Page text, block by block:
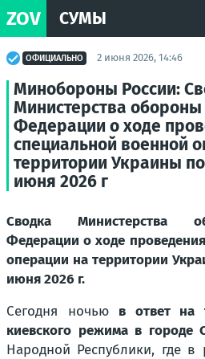
ZOV СУМЫ
ОФИЦИАЛЬНО 2 июня 2026, 14:46
Минобороны России:
Министерства обороны
Федерации о ходе
специальной военной
территории Украины
июня 2026 г
Сводка Министерства
Федерации о ходе
операции на территории
июня 2026 г.
Сегодня ночью в ответ на
киевского режима в городе
Народной Республики, где в